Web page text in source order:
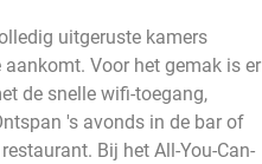
uitgeruste kamers
Voor het gemak is er
de snelle wifi-toegang,
's avonds in de bar of
Bij het All-You-Can-